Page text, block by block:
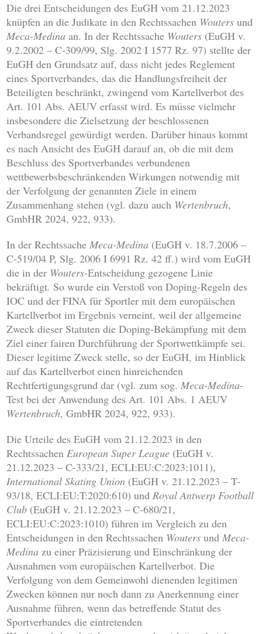
Die drei Entscheidungen des EuGH vom 21.12.2023
knüpfen an die Judikate in den Rechtssachen Wouters und
Meca-Medina an. In der Rechtssache Wouters (EuGH v.
9.2.2002 – C-309/99, Slg. 2002 I 1577 Rz. 97) stellte der
EuGH den Grundsatz auf, dass nicht jedes Reglement
eines Sportverbandes, das die Handlungsfreiheit der
Beteiligten beschränkt, zwingend vom Kartellverbot des
Art. 101 Abs. AEUV erfasst wird. Es müsse vielmehr
insbesondere die Zielsetzung der beschlossenen
Verbandsregel gewürdigt werden. Darüber hinaus kommt
es nach Ansicht des EuGH darauf an, ob die mit dem
Beschluss des Sportverbandes verbundenen
wettbewerbsbeschränkenden Wirkungen notwendig mit
der Verfolgung der genannten Ziele in einem
Zusammenhang stehen (vgl. dazu auch Wertenbruch,
GmbHR 2024, 922, 933).
In der RechtssacheMeca-Medina (EuGH v. 18.7.2006 –
C-519/04 P, Slg. 2006 I 6991 Rz. 42 ff.) wird vom EuGH
die in der Wouters-Entscheidung gezogene Linie
bekräftigt. So wurde ein Verstoß von Doping-Regeln des
IOC und der FINA für Sportler mit dem europäischen
Kartellverbot im Ergebnis verneint, weil der allgemeine
Zweck dieser Statuten die Doping-Bekämpfung mit dem
Ziel einer fairen Durchführung der Sportwettkämpfe sei.
Dieser legitime Zweck stelle, so der EuGH, im Hinblick
auf das Kartellverbot einen hinreichenden
Rechtfertigungsgrund dar (vgl. zum sog.Meca-Medina-
Test bei der Anwendung des Art. 101 Abs. 1 AEUV
Wertenbruch, GmbHR 2024, 922, 933).
Die Urteile des EuGH vom 21.12.2023 in den
RechtssachenEuropean Super League (EuGH v.
21.12.2023 – C-333/21, ECLI:EU:C:2023:1011),
International Skating Union (EuGH v. 21.12.2023 – T-
93/18, ECLI:EU:T:2020:610) undRoyal Antwerp Football
Club (EuGH v. 21.12.2023 – C-680/21,
ECLI:EU:C:2023:1010) führen im Vergleich zu den
Entscheidungen in den Rechtssachen Wouters undMeca-
Medinazu einer Präzisierung und Einschränkung der
Ausnahmen vom europäischen Kartellverbot. Die
Verfolgung von dem Gemeinwohl dienenden legitimen
Zwecken können nur noch dann zu Anerkennung einer
Ausnahme führen, wenn das betreffende Statut des
Sportverbandes die eintretenden